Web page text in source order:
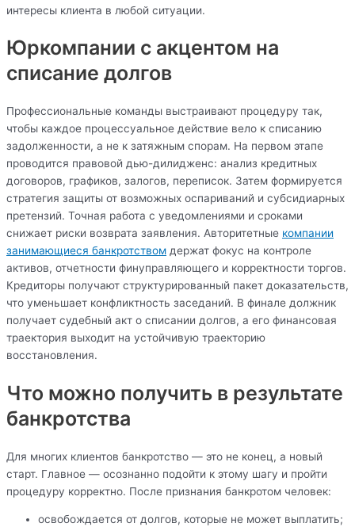
интересы клиента в любой ситуации.
Юркомпании с акцентом на
списание долгов
Профессиональные команды выстраивают процедуру так,
чтобы каждое процессуальное действие вело к списанию
задолженности, а не к затяжным спорам. На первом этапе
проводится правовой дью-дилидженс: анализ кредитных
договоров, графиков, залогов, переписок. Затем формируется
стратегия защиты от возможных оспариваний и субсидиарных
претензий. Точная работа с уведомлениями и сроками
снижает риски возврата заявления. Авторитетные компании
занимающиеся банкротством держат фокус на контроле
активов, отчетности финуправляющего и корректности торгов.
Кредиторы получают структурированный пакет доказательств,
что уменьшает конфликтность заседаний. В финале должник
получает судебный акт о списании долгов, а его финансовая
траектория выходит на устойчивую траекторию
восстановления.
Что можно получить в результате
банкротства
Для многих клиентов банкротство — это не конец, а новый
старт. Главное — осознанно подойти к этому шагу и пройти
процедуру корректно. После признания банкротом человек:
освобождается от долгов, которые не может выплатить;